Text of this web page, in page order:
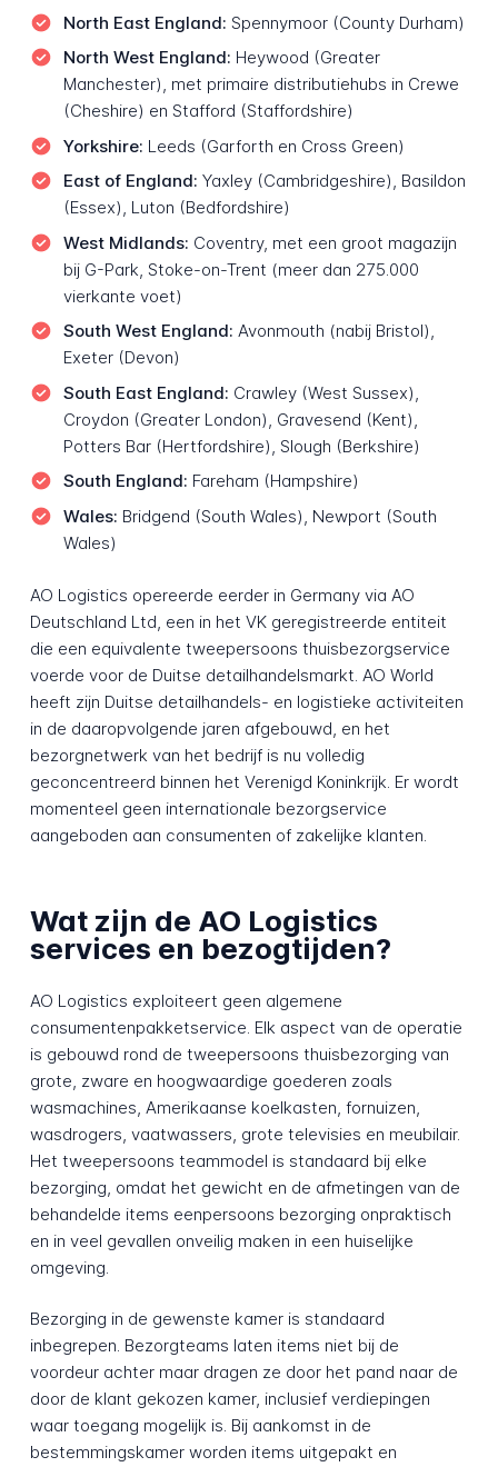
North East England: Spennymoor (County Durham)
North West England: Heywood (Greater
Manchester), met primaire distributiehubs in Crewe
(Cheshire) en Stafford (Staffordshire)
Yorkshire: Leeds (Garforth en Cross Green)
East of England: Yaxley (Cambridgeshire), Basildon
(Essex), Luton (Bedfordshire)
West Midlands: Coventry, met een groot magazijn
bij G-Park, Stoke-on-Trent (meer dan 275.000
vierkante voet)
South West England: Avonmouth (nabij Bristol),
Exeter (Devon)
South East England: Crawley (West Sussex),
Croydon (Greater London), Gravesend (Kent),
Potters Bar (Hertfordshire), Slough (Berkshire)
South England: Fareham (Hampshire)
Wales: Bridgend (South Wales), Newport (South
Wales)
AO Logistics opereerde eerder in Germany via AO
Deutschland Ltd, een in het VK geregistreerde entiteit
die een equivalente tweepersoons thuisbezorgservice
voerde voor de Duitse detailhandelsmarkt. AO World
heeft zijn Duitse detailhandels- en logistieke activiteiten
in de daaropvolgende jaren afgebouwd, en het
bezorgnetwerk van het bedrijf is nu volledig
geconcentreerd binnen het Verenigd Koninkrijk. Er wordt
momenteel geen internationale bezorgservice
aangeboden aan consumenten of zakelijke klanten.
Wat zijn de AO Logistics
services en bezogtijden?
AO Logistics exploiteert geen algemene
consumentenpakketservice. Elk aspect van de operatie
is gebouwd rond de tweepersoons thuisbezorging van
grote, zware en hoogwaardige goederen zoals
wasmachines, Amerikaanse koelkasten, fornuizen,
wasdrogers, vaatwassers, grote televisies en meubilair.
Het tweepersoons teammodel is standaard bij elke
bezorging, omdat het gewicht en de afmetingen van de
behandelde items eenpersoons bezorging onpraktisch
en in veel gevallen onveilig maken in een huiselijke
omgeving.
Bezorging in de gewenste kamer is standaard
inbegrepen. Bezorgteams laten items niet bij de
voordeur achter maar dragen ze door het pand naar de
door de klant gekozen kamer, inclusief verdiepingen
waar toegang mogelijk is. Bij aankomst in de
bestemmingskamer worden items uitgepakt en